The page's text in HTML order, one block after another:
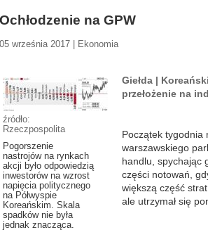
Ochłodzenie na GPW
05 września 2017 | Ekonomia
źródło:
Rzeczpospolita
Pogorszenie
nastrojów na rynkach
akcji było odpowiedzią
inwestorów na wzrost
napięcia politycznego
na Półwyspie
Koreańskim. Skala
spadków nie była
jednak znacząca.
Giełda |
przełożenie na
Początek tygodnia
warszawskiego
handlu, spychając
części notowań,
większą część
ale utrzymał się